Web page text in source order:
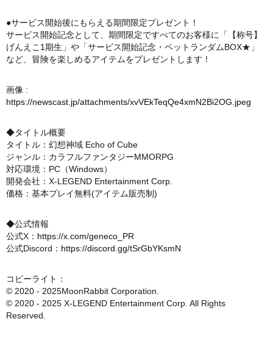
●サービス開始後にもらえる期間限定プレゼント！
サービス開始記念として、期間限定ですべてのお客様に「【称号】
げんえこ1期生」や「サービス開始記念・ペットランダムBOX★」
など、冒険を楽しめるアイテムをプレゼントします！
画像 :
https://newscast.jp/attachments/xvVEkTeqQe4xmN2Bi2OG.jpeg
◆タイトル概要
タイトル：幻想神域 Echo of Cube
ジャンル：カラフルファンタジーMMORPG
対応環境：PC（Windows）
開発会社：X-LEGEND Entertainment Corp.
価格：基本プレイ無料(アイテム販売制)
◆公式情報
公式X： https://x.com/geneco_PR
公式Discord： https://discord.gg/tSrGbYKsmN
コピーライト：
© 2020 - 2025MoonRabbit Corporation.
© 2020 - 2025 X-LEGEND Entertainment Corp. All Rights
Reserved.